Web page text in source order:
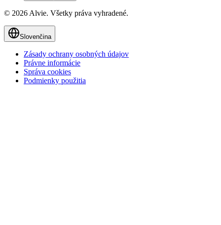
© 2026 Alvie. Všetky práva vyhradené.
Slovenčina
Zásady ochrany osobných údajov
Právne informácie
Správa cookies
Podmienky použitia